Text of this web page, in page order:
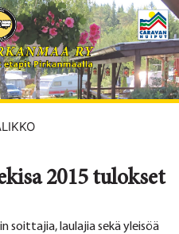
2015 tulokset
soittajia, laulajia sekä yleisöä